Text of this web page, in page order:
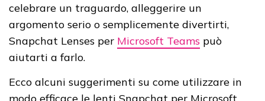
celebrare un traguardo, alleggerire un
argomento serio o semplicemente divertirti,
Snapchat Lenses per Microsoft Teams può
aiutarti a farlo.
Ecco alcuni suggerimenti su come utilizzare in